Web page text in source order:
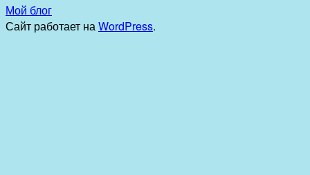
Мой блог
Сайт работает наWordPress.